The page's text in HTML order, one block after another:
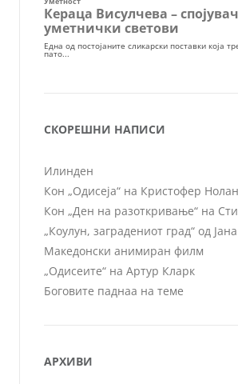
СКОРЕШНИ НАПИСИ
Илинден
Кон „Одисеја“ на Кристофер Нолан
Кон „Ден на разоткривање“ на
„Коулун, заградениот град“ од
Македонски анимиран филм
„Одисеите“ на Артур Кларк
Боговите паднаа на теме
АРХИВИ